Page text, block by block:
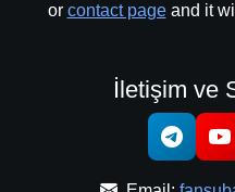
or contact pageand it
İletişim ve